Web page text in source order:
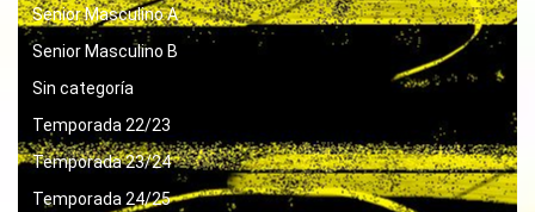
Senior Masculino A
Senior Masculino B
Sin categoría
Temporada 22/23
Temporada 23/24
Temporada 24/25